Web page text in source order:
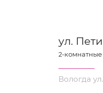
ул.
2-
Вологда